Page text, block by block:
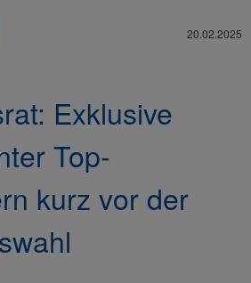
20.02.2025
Exklusive
Top-
kurz vor der